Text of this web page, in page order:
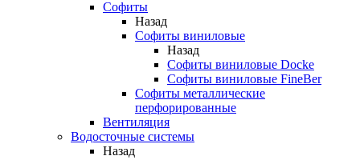
Софиты
Назад
Софиты виниловые
Назад
Софиты виниловые Docke
Софиты виниловые FineBer
Софиты металлические
перфорированные
Вентиляция
Водосточные системы
Назад